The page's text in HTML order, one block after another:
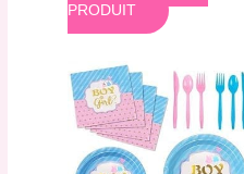
PRODUIT